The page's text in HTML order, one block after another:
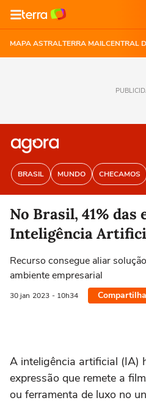
MAPA ASTRALTERRA MAILCENTRAL
BRASIL MUNDO CHECAMOS
No Brasil, 41% das
Inteligência
Recurso consegue aliar
ambiente empresarial
30 jan 2023 - 10h34
A inteligência artificial (IA)
expressão que remete a
ou ferramenta de luxo no